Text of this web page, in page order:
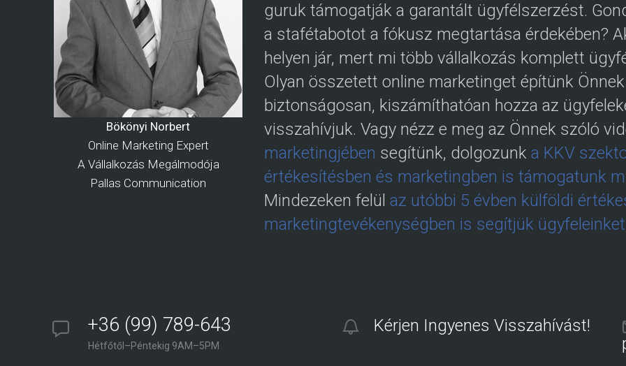
Bökönyi Norbert
Online Marketing Expert
A Vállalkozás Megálmodója
Pallas Communication
guruk támogatják a garantált ügyfélszerzést.
a stafétabotot a fókusz megtartása érdekében?
helyen jár, mert mi több vállalkozás komplett
Olyan összetett online marketinget építünk
biztonságosan, kiszámíthatóan hozza az
visszahívjuk. Vagy nézz e meg az Önnek szóló
marketingjében segítünk, dolgozunka KKV
értékesítésben és marketingben is támogatunk
Mindezeken felülaz utóbbi 5 évben külföldi
marketingtevékenységben is segítjük ügyfeleinket
+36 (99) 789-643
Hétfőtől–Péntekig 9AM–5PM
Kérjen Ingyenes Visszahívást!